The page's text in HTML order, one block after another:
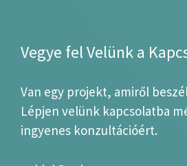
Vegye fel Velünk a
Van egy projekt, amiről
Lépjen velünk kapcsolatba
ingyenes konzultációért.